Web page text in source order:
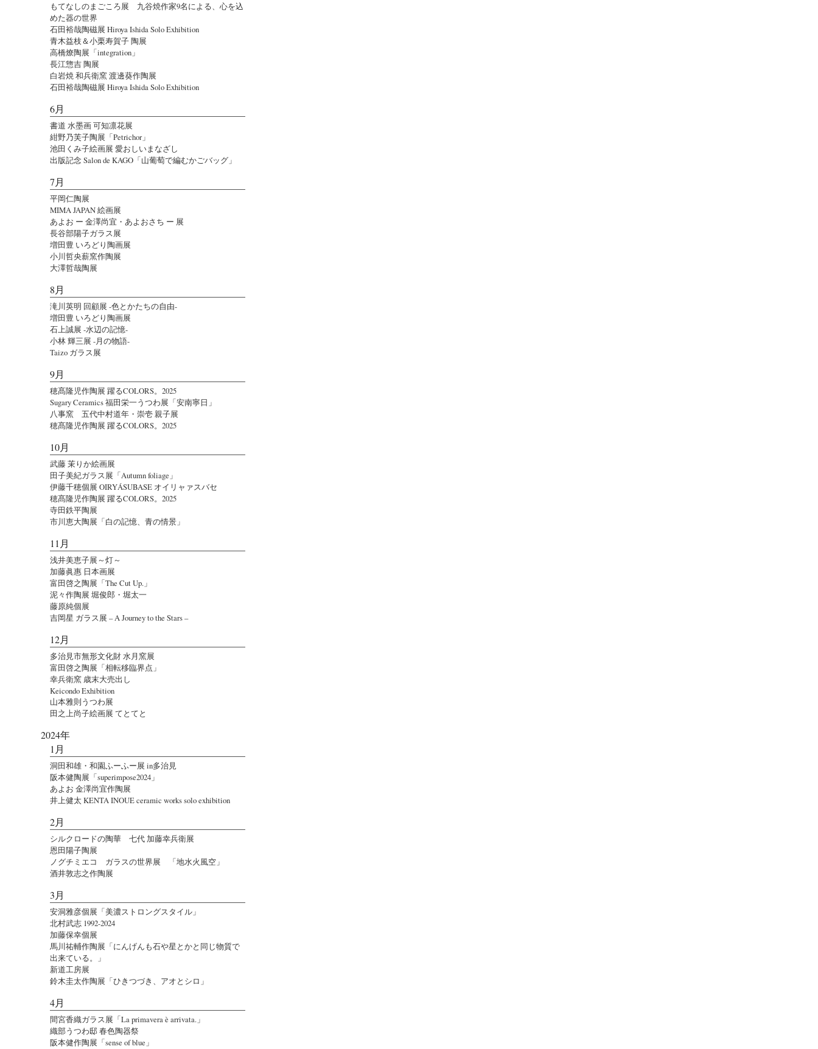
もてなしのまごころ展 九谷焼作家9名による、心を込
めた器の世界
石田裕哉陶磁展 Hiroya Ishida Solo Exhibition
青木益枝＆小栗寿賀子 陶展
高橋燎陶展「integration」
長江惣吉 陶展
白岩焼 和兵衛窯 渡邊葵作陶展
石田裕哉陶磁展 Hiroya Ishida Solo Exhibition
6月
書道 水墨画 可知凛花展
紺野乃芙子陶展「Petrichor」
池田くみ子絵画展 愛おしいまなざし
出版記念 Salon de KAGO「山葡萄で編むかごバッグ」
7月
平岡仁陶展
MIMA JAPAN 絵画展
あよお ー 金澤尚宜・あよおさち ー 展
長谷部陽子ガラス展
増田豊 いろどり陶画展
小川哲央薪窯作陶展
大澤哲哉陶展
8月
滝川英明 回顧展 -色とかたちの自由-
増田豊 いろどり陶画展
石上誠展 -水辺の記憶-
小林 輝三展 -月の物語-
Taizo ガラス展
9月
穂髙隆児作陶展 躍るCOLORS。2025
Sugary Ceramics 福田栄一うつわ展「安南寧日」
八事窯 五代中村道年・崇壱 親子展
穂髙隆児作陶展 躍るCOLORS。2025
10月
武藤 茉りか絵画展
田子美紀ガラス展「Autumn foliage」
伊藤千穂個展 OIRYÁSUBASE オイリャァスバセ
穂髙隆児作陶展 躍るCOLORS。2025
寺田鉄平陶展
市川恵大陶展「白の記憶、青の情景」
11月
浅井美恵子展～灯～
加藤眞惠 日本画展
富田啓之陶展「The Cut Up.」
泥々作陶展 堀俊郎・堀太一
藤原純個展
吉岡星 ガラス展 – A Journey to the Stars –
12月
多治見市無形文化財 水月窯展
富田啓之陶展「相転移臨界点」
幸兵衛窯 歳末大売出し
Keicondo Exhibition
山本雅則うつわ展
田之上尚子絵画展 てとてと
2024年
1月
洞田和雄・和園ふーふー展 in多治見
阪本健陶展「superimpose2024」
あよお 金澤尚宜作陶展
井上健太 KENTA INOUE ceramic works solo exhibition
2月
シルクロードの陶華 七代 加藤幸兵衛展
恩田陽子陶展
ノグチミエコ ガラスの世界展 「地水火風空」
酒井敦志之作陶展
3月
安洞雅彦個展「美濃ストロングスタイル」
北村武志 1992-2024
加藤保幸個展
馬川祐輔作陶展「にんげんも石や星とかと同じ物質で
出来ている。」
新道工房展
鈴木圭太作陶展「ひきつづき、アオとシロ」
4月
間宮香織ガラス展「La primavera è arrivata.」
織部うつわ邸 春色陶器祭
阪本健作陶展「sense of blue」